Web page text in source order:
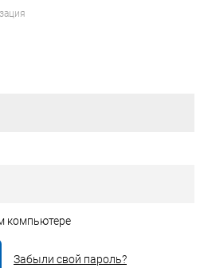
компьютере
Забыли свой пароль?